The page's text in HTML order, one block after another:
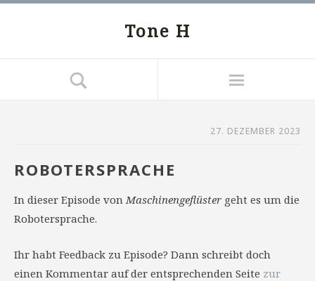
Tone H
27. DEZEMBER 2023
ROBOTERSPRACHE
In dieser Episode vonMaschinengeflüster geht es um die
Robotersprache.
Ihr habt Feedback zu Episode? Dann schreibt doch
einen Kommentar auf der entsprechenden Seite zur